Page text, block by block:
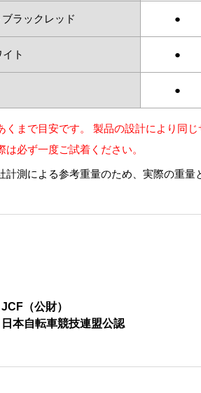
ラックレッド ●
ト ●
●
まで目安です。 製品の設計により同
は必ず一度ご試着ください。
測による参考重量のため、実際の重量
JCF（公財）
日本自転車競技連盟公認